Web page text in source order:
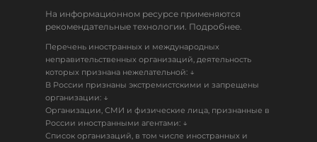
На информационном ресурсе применяются
рекомендательные технологии. Подробнее.
Перечень иностранных и международных
неправительственных организаций, деятельность
которых признана нежелательной: ↓
В России признаны экстремистскими и запрещены
организации: ↓
Организации, СМИ и физические лица, признанные в
России иностранными агентами: ↓
Список организаций, в том числе иностранных и